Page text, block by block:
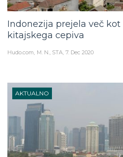
Indonezija prejela več
kitajskega cepiva
Hudo.com M. N., STA 7. Dec 2020
AKTUALNO